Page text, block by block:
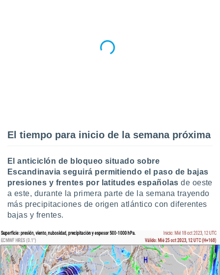
El tiempo para inicio de la semana próxima
El anticiclón de bloqueo situado sobre
Escandinavia seguirá permitiendo el paso de bajas
presiones y frentes por latitudes españolas de oeste
a este, durante la primera parte de la semana trayendo
más precipitaciones de origen atlántico con diferentes
bajas y frentes.